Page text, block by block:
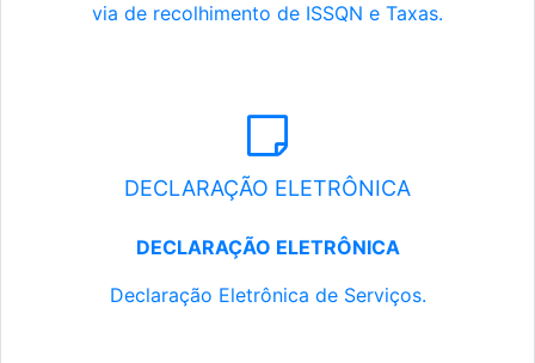
via de recolhimento de ISSQN e Taxas.
DECLARAÇÃO ELETRÔNICA
DECLARAÇÃO ELETRÔNICA
Declaração Eletrônica de Serviços.